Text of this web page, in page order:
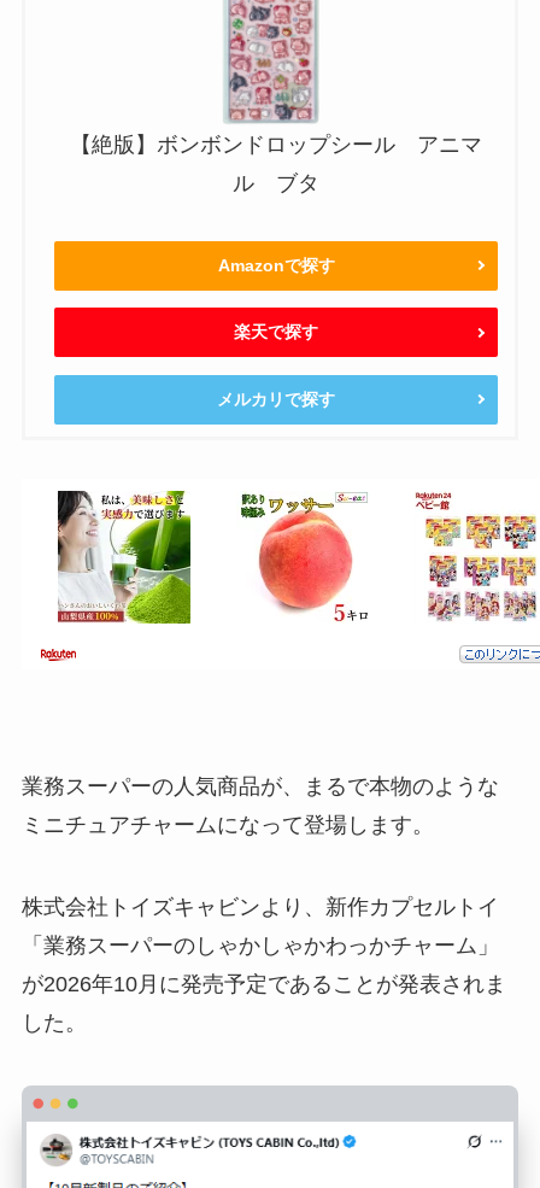
【絶版】ボンボンドロップシール アニマ
ル ブタ
Amazonで探す
楽天で探す
メルカリで探す
業務スーパーの人気商品が、まるで本物のような
ミニチュアチャームになって登場します。
株式会社トイズキャビンより、新作カプセルトイ
「業務スーパーのしゃかしゃかわっかチャーム」
が2026年10月に発売予定であることが発表されま
した。